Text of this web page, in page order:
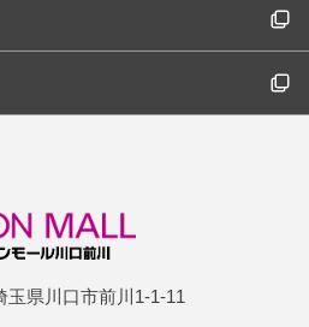
玉県川口市前川1-1-11